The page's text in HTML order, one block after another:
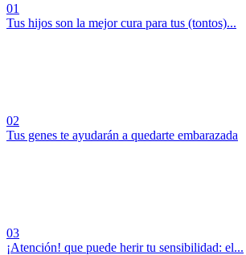
01
Tus hijos son la mejor cura para tus (tontos)...
02
Tus genes te ayudarán a quedarte embarazada
03
¡Atención! que puede herir tu sensibilidad: el...